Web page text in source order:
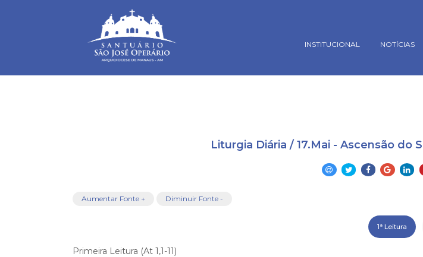
: mysqli_connect(): Headers and client library minor version mismatch. Headers:101113
/home/saojosemanaus/public_html/restrito/pg/configuracoes/_conectaBanco.php
INSTITUCIONAL NOTÍCIAS
Liturgia Diária / 17.Mai - Ascensão do
Aumentar Fonte + Diminuir Fonte -
1ª Leitura
Primeira Leitura (At 1,1-11)